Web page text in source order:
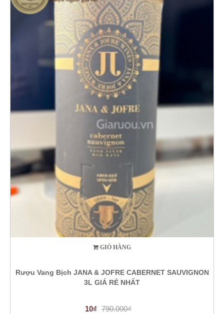
GIỎ HÀNG
Rượu Vang Bịch JANA & JOFRE CABERNET SAUVIGNON
3L GIÁ RẺ NHẤT
10₫ 790.000₫